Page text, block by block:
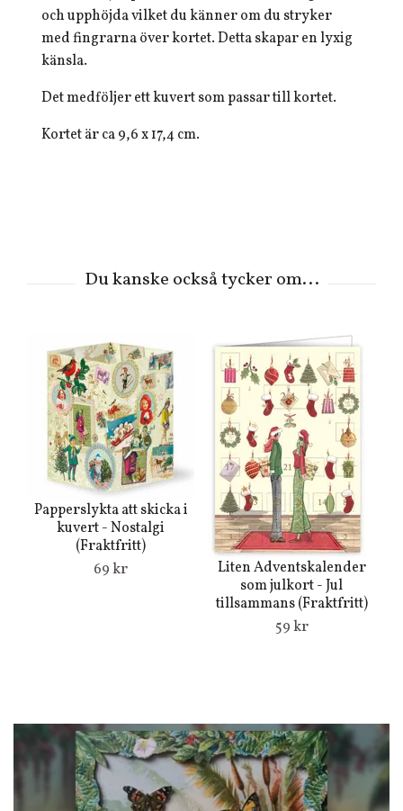
och upphöjda vilket du känner om du stryker
med fingrarna över kortet. Detta skapar en lyxig
känsla.
Det medföljer ett kuvert som passar till kortet.
Kortet är ca 9,6 x 17,4 cm.
Papperslykta att skicka i
kuvert - Nostalgi
(Fraktfritt)
69 kr
Liten Adventskalender
som julkort - Jul
tillsammans (Fraktfritt)
59 kr